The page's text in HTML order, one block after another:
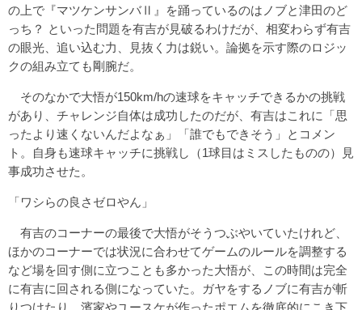
の上で『マツケンサンバⅡ』を踊っているのはノブと津田のど
っち？ といった問題を有吉が見破るわけだが、相変わらず有吉
の眼光、追い込む力、見抜く力は鋭い。論拠を示す際のロジッ
クの組み立ても剛腕だ。
そのなかで大悟が150km/hの速球をキャッチできるかの挑戦
があり、チャレンジ自体は成功したのだが、有吉はこれに「思
ったより速くないんだよなぁ」「誰でもできそう」とコメン
ト。自身も速球キャッチに挑戦し（1球目はミスしたものの）見
事成功させた。
「ワシらの良さゼロやん」
有吉のコーナーの最後で大悟がそうつぶやいていたけれど、
ほかのコーナーでは状況に合わせてゲームのルールを調整する
など場を回す側に立つことも多かった大悟が、この時間は完全
に有吉に回される側になっていた。ガヤをするノブに有吉が斬